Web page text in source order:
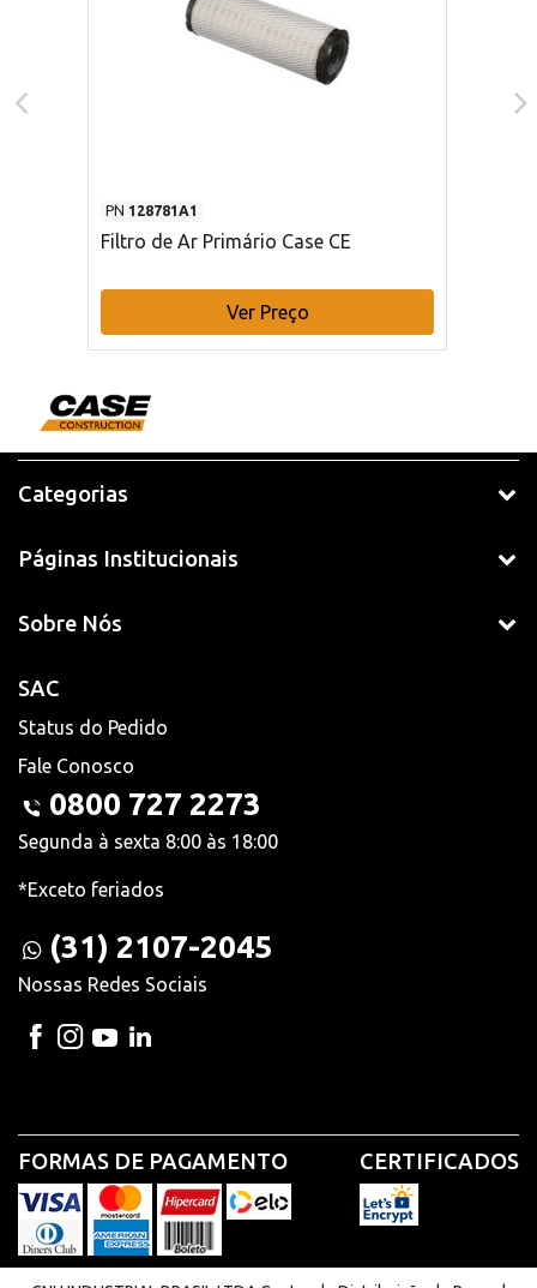
PN 128781A1
Filtro de Ar Primário Case CE
Ver Preço
Categorias
Páginas Institucionais
Sobre Nós
SAC
Status do Pedido
Fale Conosco
0800 727 2273
Segunda à sexta 8:00 às 18:00
*Exceto feriados
(31) 2107-2045
Nossas Redes Sociais
FORMAS DE PAGAMENTO CERTIFICADOS